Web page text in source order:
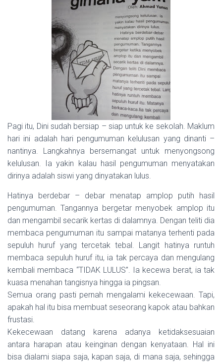
Pagi itu, Dini sudah bersiap – siap untuk ke sekolah. Maklum
hari ini adalah hari pengumuman kelulusan yang dinanti –
nantinya. Langkahnya bersemangat untuk menyongsong
kelulusan. Ia yakin kalau hasil pengumuman menyatakan
dirinya adalah siswi yang dinyatakan lulus.
Hatinya berdebar – debar menatap amplop putih hasil
pengumuman. Tangannya bergetar menyobek amplop itu
dan mengambil secarik kertas di dalamnya. Dengan teliti dia
membaca pengumuman itu sampai matanya terhenti pada
sepuluh huruf yang tercetak tebal. Langit hatinya runtuh
membaca sepuluh huruf itu, ia tak percaya dan mengulang
kembali membaca “TIDAK LULUS”. Ia kecewa berat, ia tak
kuasa menahan tangisnya hingga ia pingsan.
Semua orang pasti pernah mengalami kekecewaan. Tapi,
apakah hal itu bisa membuat seseorang kapok atau bahkan
frustasi.
Kekecewaan datang karena adanya ketidaksesuaian
antara harapan atau keinginan dengan kenyataan. Hal ini
bisa dialami siapa saja, kapan saja, di mana saja, sehingga